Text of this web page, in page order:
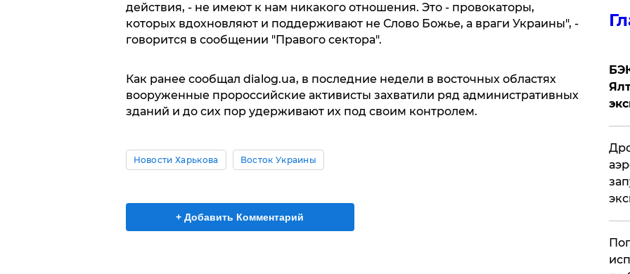
действия, - не имеют к нам никакого отношения. Это - провокаторы,
которых вдохновляют и поддерживают не Слово Божье, а враги Украины", -
говорится в сообщении "Правого сектора".
Как ранее сообщал dialog.ua, в последние недели в восточных областях
вооруженные пророссийские активисты захватили ряд административных
зданий и до сих пор удерживают их под своим контролем.
Новости Харькова Восток Украины
+ Добавить Комментарий